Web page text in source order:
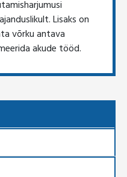
Lisaks on
võrku antava
akude tööd.